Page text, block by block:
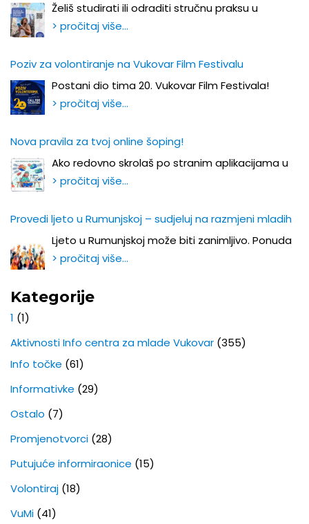
Želiš studirati ili odraditi stručnu praksu u
> pročitaj više…
Poziv za volontiranje na Vukovar Film Festivalu
Postani dio tima 20. Vukovar Film Festivala!
> pročitaj više…
Nova pravila za tvoj online šoping!
Ako redovno skrolaš po stranim aplikacijama u
> pročitaj više…
Provedi ljeto u Rumunjskoj – sudjeluj na razmjeni mladih
Ljeto u Rumunjskoj može biti zanimljivo. Ponuda
> pročitaj više…
Kategorije
1 (1)
Aktivnosti Info centra za mlade Vukovar (355)
Info točke (61)
Informativke (29)
Ostalo (7)
Promjenotvorci (28)
Putujuće informiraonice (15)
Volontiraj (18)
VuMi (41)